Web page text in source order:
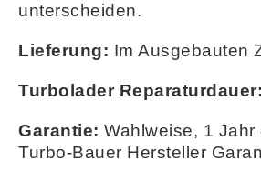
unterscheiden.
Lieferung: Im Ausgebauten
Turbolader Reparaturdauer:
Garantie: Wahlweise, 1 Jahr
Turbo-Bauer Hersteller